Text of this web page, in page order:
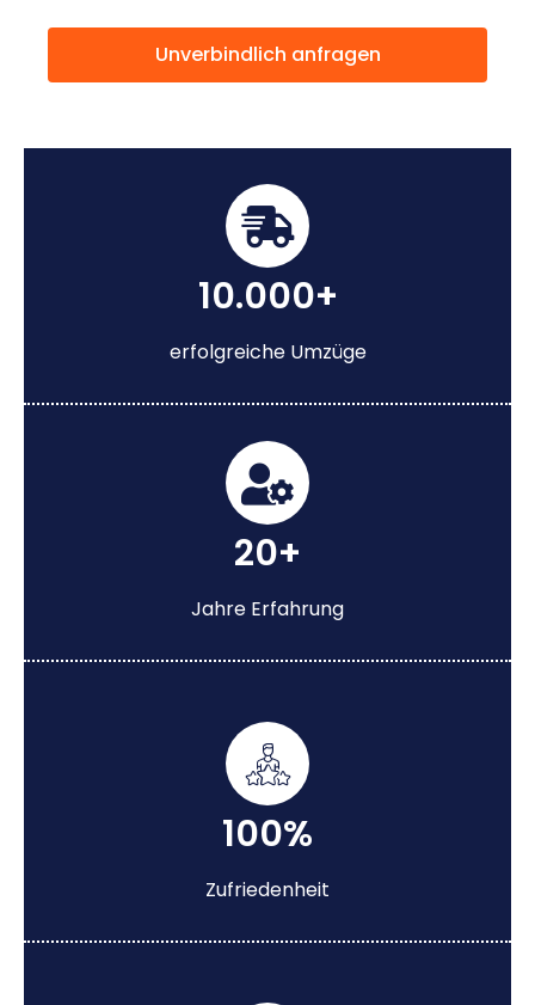
Unverbindlich anfragen
10.000+
erfolgreiche Umzüge
20+
Jahre Erfahrung
100%
Zufriedenheit